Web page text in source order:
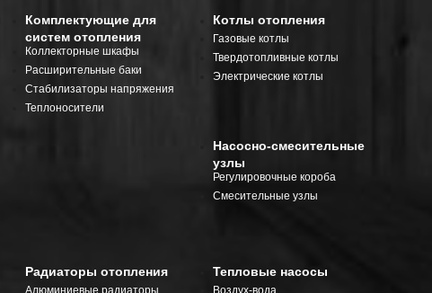
Комплектующие для
систем отопления
Коллекторные шкафы
Расширительные баки
Стабилизаторы напряжения
Теплоносители
Котлы отопления
Газовые котлы
Твердотопливные котлы
Электрические котлы
Насосно-смесительные
узлы
Регулировочные короба
Смесительные узлы
Радиаторы отопления Тепловые насосы